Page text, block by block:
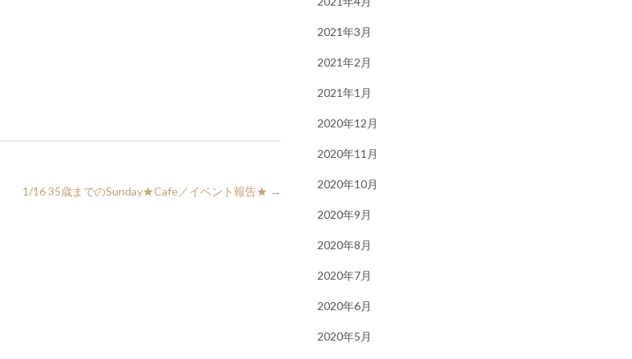
1/16 35歳までのSunday★Cafe／イベント報告★ →
2021年3月
2021年2月
2021年1月
2020年12月
2020年11月
2020年10月
2020年9月
2020年8月
2020年7月
2020年6月
2020年5月